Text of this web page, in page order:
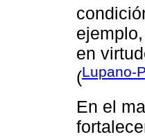
en
(Lupano-
En el